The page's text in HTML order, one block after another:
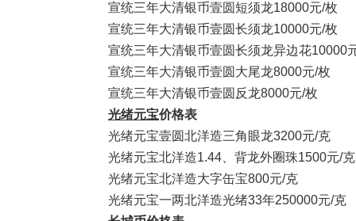
宣统三年大清银币壹圆短须龙18000元/枚
宣统三年大清银币壹圆长须龙10000元/枚
宣统三年大清银币壹圆长须龙异边花10000
宣统三年大清银币壹圆大尾龙8000元/枚
宣统三年大清银币壹圆反龙8000元/枚
光绪元宝价格表
光绪元宝壹圆北洋造三角眼龙3200元/克
光绪元宝北洋造1.44、背龙外圈珠1500元/克
光绪元宝北洋造大字缶宝800元/克
光绪元宝一两北洋造光绪33年250000元/克